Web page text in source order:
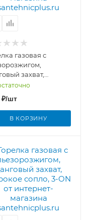
газовая с
захват,
сопло, Китай
/шт
В КОРЗИНУ